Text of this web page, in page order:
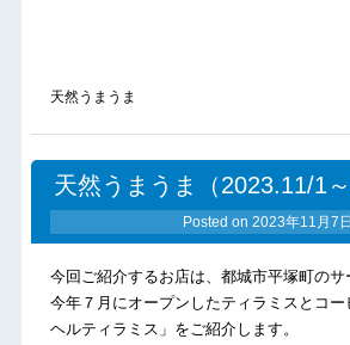
天然うまうま
天然うまうま（2023.11/1～
Posted on 2023年11月7日
今回ご紹介するお店は、都城市平塚町のサ
今年７月にオープンしたティラミスとコ
ヘルティラミス」をご紹介します。